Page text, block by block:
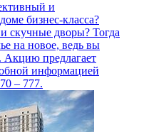
и
бизнес-класса?
скучные дворы? Тогда
на новое, ведь вы
Акцию предлагает
информацией
– 777.